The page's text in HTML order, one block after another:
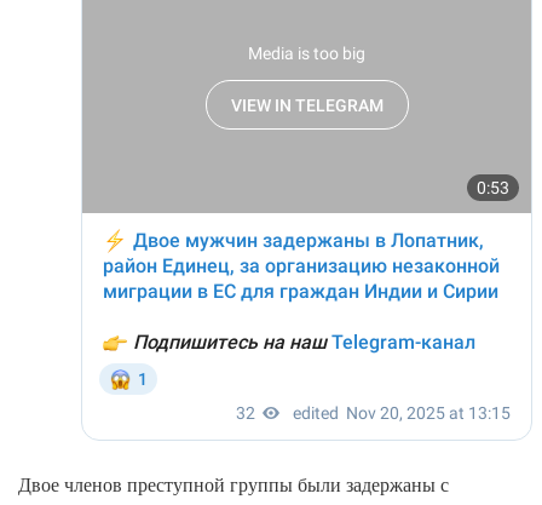
Двое членов преступной группы были задержаны с